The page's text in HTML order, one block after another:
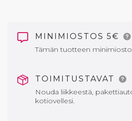
MINIMIOSTOS 5€
Tämän tuotteen
TOIMITUSTAVAT
Nouda liikkeestä,
kotiovellesi.